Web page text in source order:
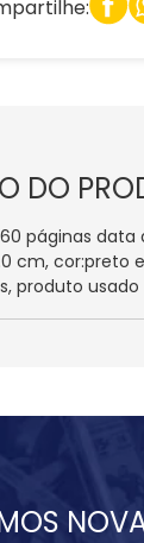
DO
páginas
cm, cor:preto
produto usado